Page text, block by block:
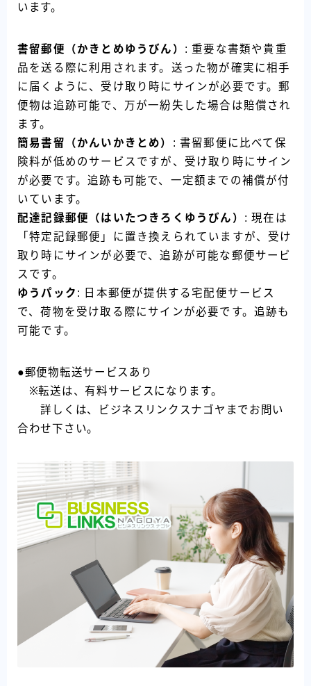
います。
書留郵便（かきとめゆうびん） : 重要な書類や貴重
品を送る際に利用されます。送った物が確実に相手
に届くように、受け取り時にサインが必要です。郵
便物は追跡可能で、万が一紛失した場合は賠償され
ます。
簡易書留（かんいかきとめ） : 書留郵便に比べて保
険料が低めのサービスですが、受け取り時にサイン
が必要です。追跡も可能で、一定額までの補償が付
いています。
配達記録郵便（はいたつきろくゆうびん） : 現在は
「特定記録郵便」に置き換えられていますが、受け
取り時にサインが必要で、追跡が可能な郵便サービ
スです。
ゆうパック : 日本郵便が提供する宅配便サービス
で、荷物を受け取る際にサインが必要です。追跡も
可能です。
●郵便物転送サービスあり
※転送は、有料サービスになります。
詳しくは、ビジネスリンクスナゴヤまでお問い
合わせ下さい。